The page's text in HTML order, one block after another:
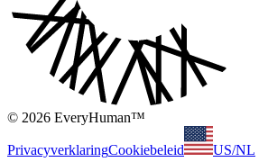
© 2026 EveryHuman™
PrivacyverklaringCookiebeleid US/NL